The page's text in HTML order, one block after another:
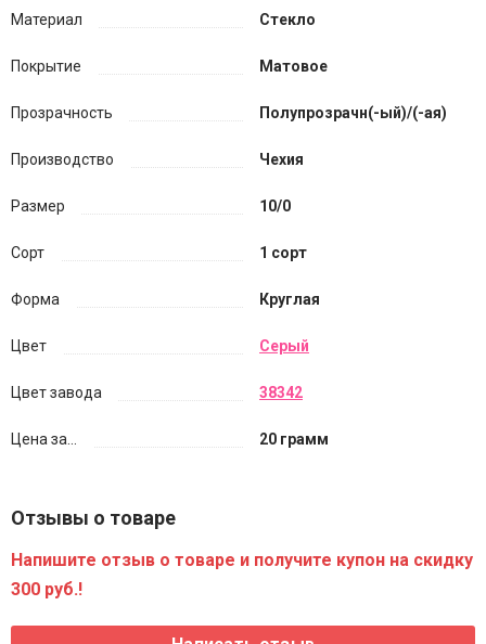
Материал Стекло
Покрытие Матовое
Прозрачность Полупрозрачн(-ый)/(-ая)
Производство Чехия
Размер 10/0
Сорт 1 сорт
Форма Круглая
Цвет Серый
Цвет завода 38342
Цена за... 20 грамм
Отзывы о товаре
Напишите отзыв о товаре и получите купон на скидку
300 руб.!